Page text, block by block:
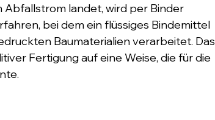
Abfallstrom landet, wird per Binder
bei dem ein flüssiges Bindemittel
Baumaterialien verarbeitet. Das
Fertigung auf eine Weise, die für die